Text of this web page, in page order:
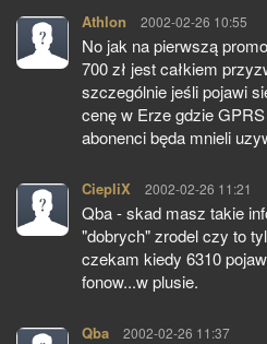
Athlon pisze:
2002-02-26 10:55
No jak na pierwszą
700 zł jest całkiem
szczególnie jeśli pojawi
cenę w Erze gdzie
abonenci będa mnieli
CiepliX pisze:
2002-02-26 11:21
Qba - skad masz takie
"dobrych" zrodel czy to
czekam kiedy 6310
fonow...w plusie.
Qba pisze:
2002-02-26 11:37